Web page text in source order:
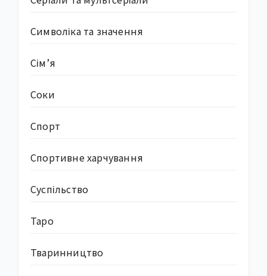
Символіка та значення
Сім’я
Соки
Спорт
Спортивне харчування
Суcпільство
Таро
Тваринництво